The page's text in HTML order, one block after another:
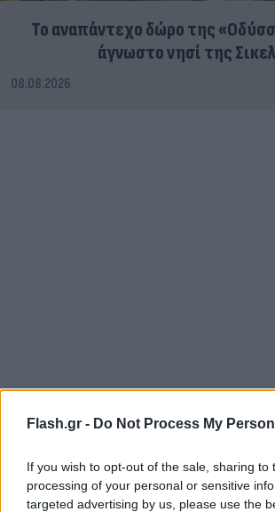
Flash.gr - Do Not Process My
If you wish to opt-out of the sale, sharing to
processing of your personal or sensitive
targeted advertising by us, please use the
To αναπάντεχο δώρο της
άγνωστο νησί της
08.08.2026